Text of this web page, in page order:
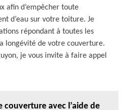
afin d’empêcher toute
d’eau sur votre toiture. Je
répondant à toutes les
longévité de votre couverture.
je vous invite à faire appel
couverture avec l’aide de